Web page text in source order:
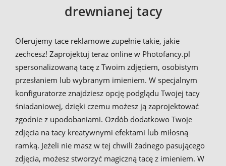
drewnianej tacy
Oferujemy tace reklamowe zupełnie takie, jakie
zechcesz! Zaprojektuj teraz online w Photofancy.pl
spersonalizowaną tacę z Twoim zdjęciem, osobistym
przesłaniem lub wybranym imieniem. W specjalnym
konfiguratorze znajdziesz opcję podglądu Twojej tacy
śniadaniowej, dzięki czemu możesz ją zaprojektować
zgodnie z upodobaniami. Ozdób dodatkowo Twoje
zdjęcia na tacy kreatywnymi efektami lub miłosną
ramką. Jeżeli nie masz w tej chwili żadnego pasującego
zdjęcia, możesz stworzyć magiczną tacę z imieniem. W